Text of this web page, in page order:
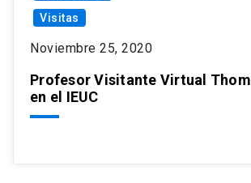
Visitas
Noviembre 25, 2020
Profesor Visitante Virtual
en el IEUC